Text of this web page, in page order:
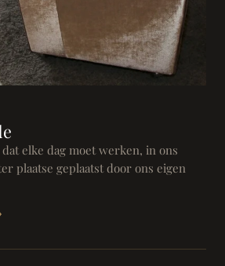
elke dag moet werken, in ons
plaatse geplaatst door ons eigen